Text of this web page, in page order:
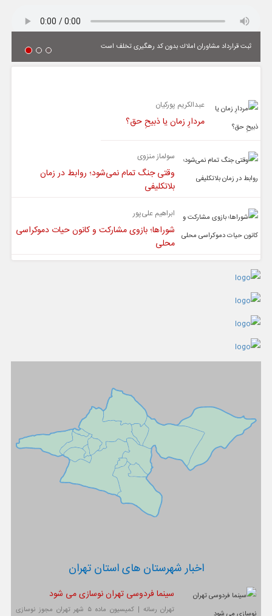
ثبت قرارداد مشاوران املاك بدون كد رهگیری تخلف است
عبدالکریم پورکیان
مردارِ زمان یا ذبیحِ حق؟
سولماز منزوی
وقتی جنگ تمام نمی‌شود؛ روابط در زمان
بلاتکلیفی
ابراهیم علی‌پور
شوراها؛ بازوی مشارکت و کانون حیات دموکراسی
محلی
اخبار شهرستان های استان تهران
سینما فردوسی تهران نوسازی می شود
تهران رسانه | کمیسیون ماده ۵ شهر تهران مجوز نوسازی